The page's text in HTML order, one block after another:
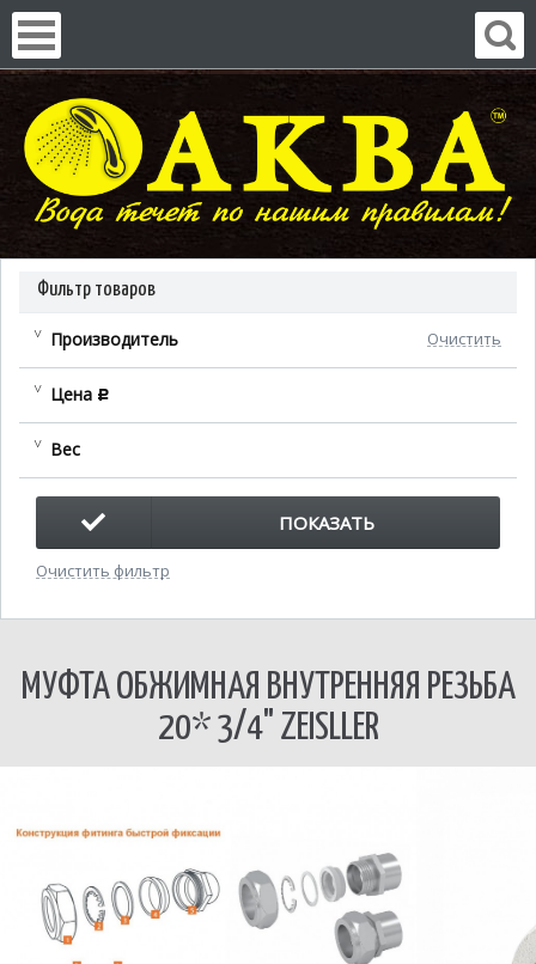
Фильтр товаров
Производитель Очистить
Цена c
Вес
ПОКАЗАТЬ
Очистить фильтр
МУФТА ОБЖИМНАЯ ВНУТРЕННЯЯ РЕЗЬБА
20* 3/4" ZEISLLER